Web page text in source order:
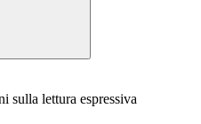
sulla lettura espressiva